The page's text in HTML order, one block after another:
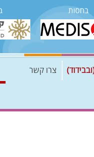
בחסות
צרו קשר